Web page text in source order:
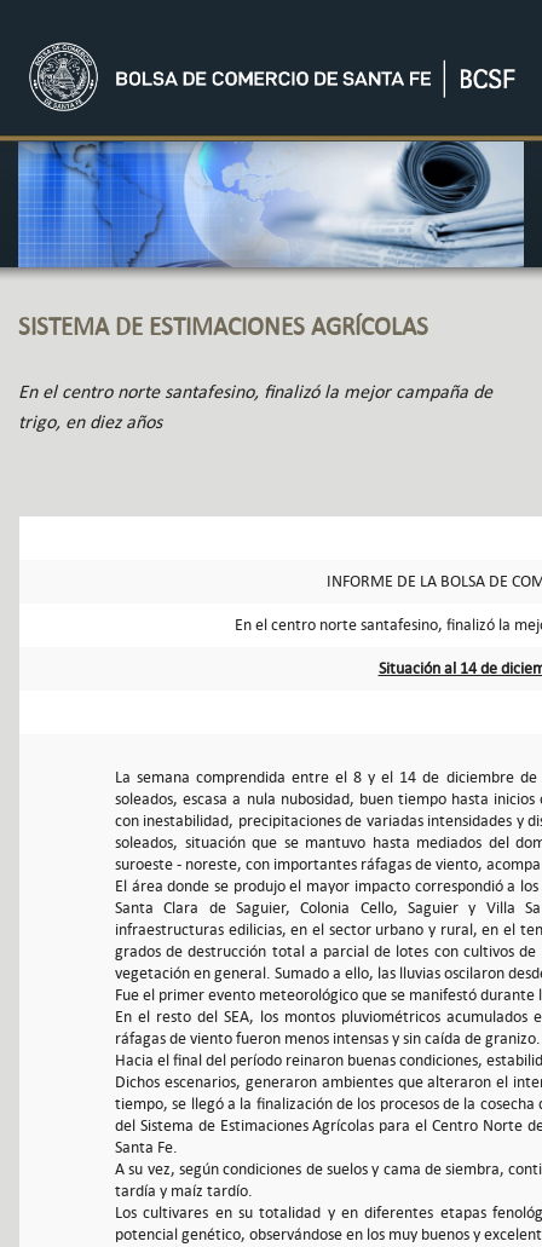
SISTEMA DE ESTIMACIONES AGRÍCOLAS
En el centro norte santafesino, finalizó la mejor campaña de
trigo, en diez años
INFORME DE LA BOLSA DE
En el centro norte santafesino, finalizó la
Situación al 14 de
La semana comprendida entre el 8 y el 14 de diciembre
soleados, escasa a nula nubosidad, buen tiempo hasta
con inestabilidad, precipitaciones de variadas intensidades y
soleados, situación que se mantuvo hasta mediados del
suroeste - noreste, con importantes ráfagas de viento,
El área donde se produjo el mayor impacto correspondió a
Santa Clara de Saguier, Colonia Cello, Saguier y Villa
infraestructuras edilicias, en el sector urbano y rural, en el
grados de destrucción total a parcial de lotes con cultivos
vegetación en general. Sumado a ello, las lluvias oscilaron
Fue el primer evento meteorológico que se manifestó
En el resto del SEA, los montos pluviométricos
ráfagas de viento fueron menos intensas y sin caída de granizo.
Hacia el final del período reinaron buenas condiciones,
Dichos escenarios, generaron ambientes que alteraron el
tiempo, se llegó a la finalización de los procesos de la
del Sistema de Estimaciones Agrícolas para el Centro Norte
Santa Fe.
A su vez, según condiciones de suelos y cama de siembra,
tardía y maíz tardío.
Los cultivares en su totalidad y en diferentes etapas
potencial genético, observándose en los muy buenos y